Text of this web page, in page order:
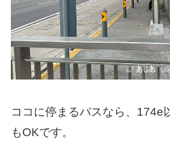
ココに停まるバスなら、174e
もOKです。